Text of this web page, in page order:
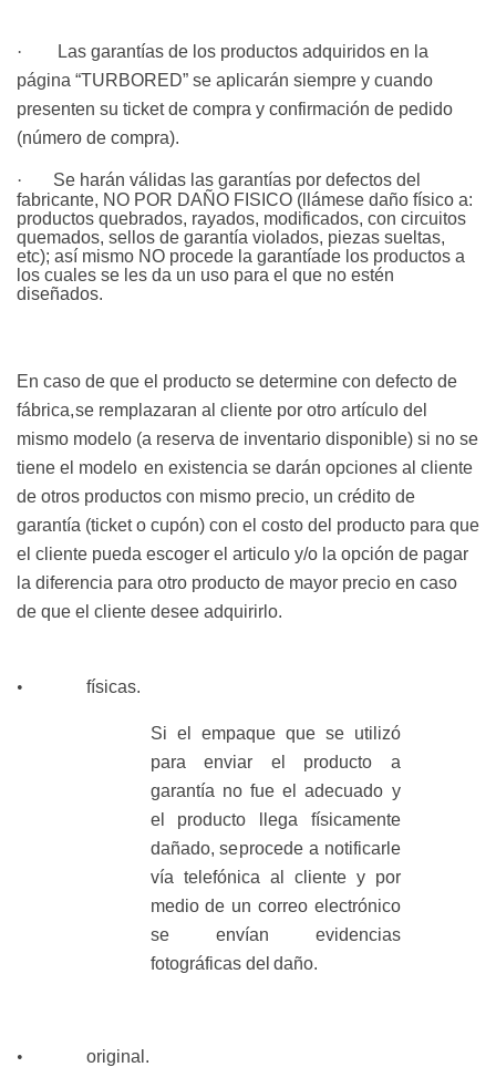
·
Las garantías de los productos adquiridos en la
página “TURBORED” se aplicarán siempre y cuando
presenten su ticket de compra y confirmación de pedido
(número de compra).
·
Se harán válidas las garantías por defectos del
fabricante, NO POR DAÑO FISICO (llámese daño físico a:
productos quebrados, rayados, modificados, con circuitos
quemados, sellos de garantía violados, piezas sueltas,
etc); así mismo NO procede la garantíade los productos a
los cuales se les da un uso para el que no estén
diseñados.
En caso de que el producto se determine con defecto de
fábrica,se remplazaran al cliente por otro artículo del
mismo modelo (a reserva de inventario disponible) si no se
tiene el modelo en existencia se darán opciones al cliente
de otros productos con mismo precio, un crédito de
garantía (ticket o cupón) con el costo del producto para que
el cliente pueda escoger el articulo y/o la opción de pagar
la diferencia para otro producto de mayor precio en caso
de que el cliente desee adquirirlo.
• físicas.
Si el empaque que se utilizó
para enviar el producto a
garantía no fue el adecuado y
el producto llega físicamente
dañado, seprocede a notificarle
vía telefónica al cliente y por
medio de un correo electrónico
se envían evidencias
fotográficas del daño.
• original.